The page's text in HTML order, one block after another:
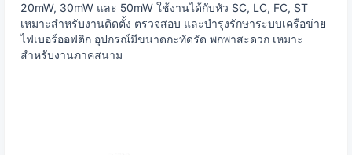
20mW, 30mW และ 50mW ใช้งานได้กับหัว SC, LC, FC, ST
เหมาะสำหรับงานติดตั้ง ตรวจสอบ และบำรุงรักษาระบบเครือข่าย
ไฟเบอร์ออฟติก อุปกรณ์มีขนาดกะทัดรัด พกพาสะดวก เหมาะ
สำหรับงานภาคสนาม